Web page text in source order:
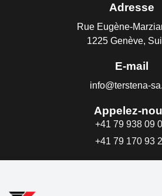
Adresse
Rue Eugène-
1225 Genève,
E-mail
info@terstena-
Appelez-
+41 79 938 09
+41 79 170 93